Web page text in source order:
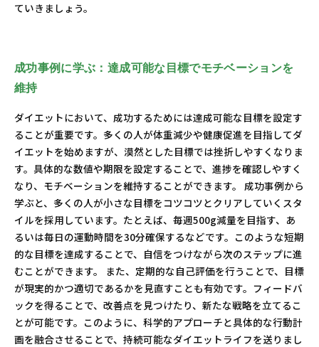
ていきましょう。
成功事例に学ぶ：達成可能な目標でモチベーションを
維持
ダイエットにおいて、成功するためには達成可能な目標を設定す
ることが重要です。多くの人が体重減少や健康促進を目指してダ
イエットを始めますが、漠然とした目標では挫折しやすくなりま
す。具体的な数値や期限を設定することで、進捗を確認しやすく
なり、モチベーションを維持することができます。 成功事例から
学ぶと、多くの人が小さな目標をコツコツとクリアしていくスタ
イルを採用しています。たとえば、毎週500g減量を目指す、あ
るいは毎日の運動時間を30分確保するなどです。このような短期
的な目標を達成することで、自信をつけながら次のステップに進
むことができます。 また、定期的な自己評価を行うことで、目標
が現実的かつ適切であるかを見直すことも有効です。フィードバ
ックを得ることで、改善点を見つけたり、新たな戦略を立てるこ
とが可能です。このように、科学的アプローチと具体的な行動計
画を融合させることで、持続可能なダイエットライフを送りまし